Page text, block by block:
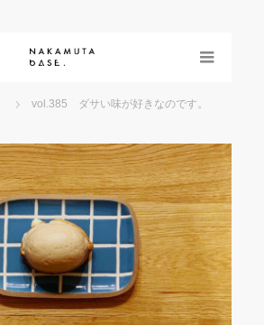
vol.385 ダサい味が好きなのです。